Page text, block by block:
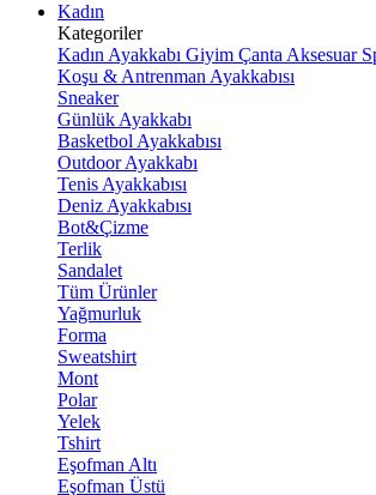
Kadın
Kategoriler
Kadın Ayakkabı Giyim Çanta Aksesuar
Koşu & Antrenman Ayakkabısı
Sneaker
Günlük Ayakkabı
Basketbol Ayakkabısı
Outdoor Ayakkabı
Tenis Ayakkabısı
Deniz Ayakkabısı
Bot&Çizme
Terlik
Sandalet
Tüm Ürünler
Yağmurluk
Forma
Sweatshirt
Mont
Polar
Yelek
Tshirt
Eşofman Altı
Eşofman Üstü